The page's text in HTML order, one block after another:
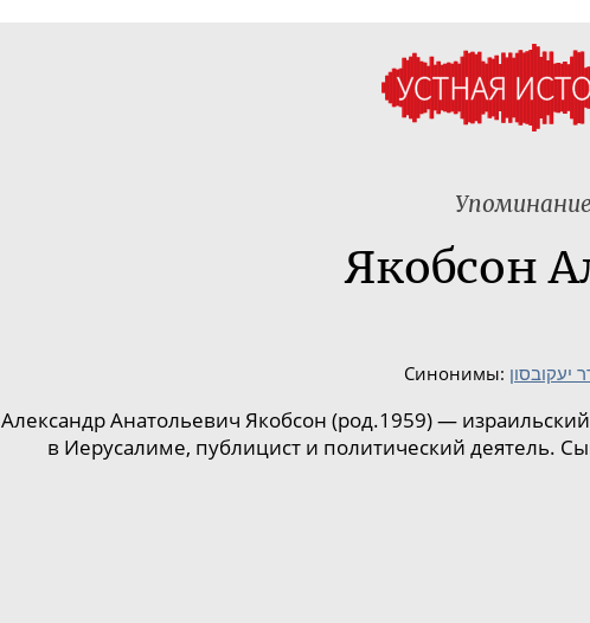
Упоминание
Якобсон
Синонимы: יעקובסון‏
Александр Анатольевич Якобсон (род.1959) —
в Иерусалиме, публицист и политический деятель.